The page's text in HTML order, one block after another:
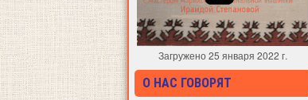
Загружено 25 января 2022 г.
О НАС ГОВОРЯТ